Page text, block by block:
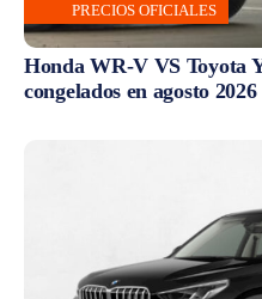
PRECIOS OFICIALES
Honda WR-V VS Toyota
congelados en agosto 2026